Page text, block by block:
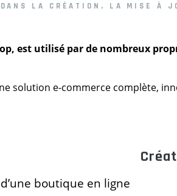
DANS LA CRÉATION, LA MISE À
est utilisé par de nombreux
solution e-commerce complète,
boutique en ligne